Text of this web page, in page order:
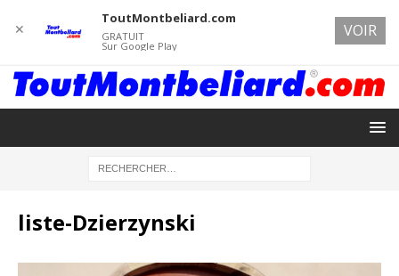
liste-Dzierzynski
✕
ToutMontbeliard.com
GRATUIT
Sur Google Play
VOIR